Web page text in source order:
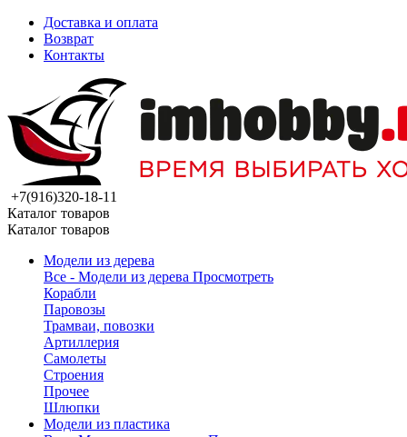
Доставка и оплата
Возврат
Контакты
+7(916)320-18-11
Каталог товаров
Каталог товаров
Модели из дерева
Все - Модели из дерева Просмотреть
Корабли
Паровозы
Трамваи, повозки
Артиллерия
Самолеты
Строения
Прочее
Шлюпки
Модели из пластика